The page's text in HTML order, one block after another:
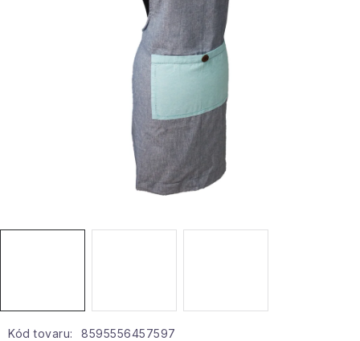
Veľkoobchodná spolupráca
Podmienky ochrany osobných údajov
Kód tovaru: 8595556457597